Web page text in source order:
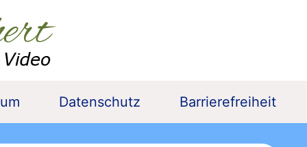
Datenschutz Barrierefreiheit